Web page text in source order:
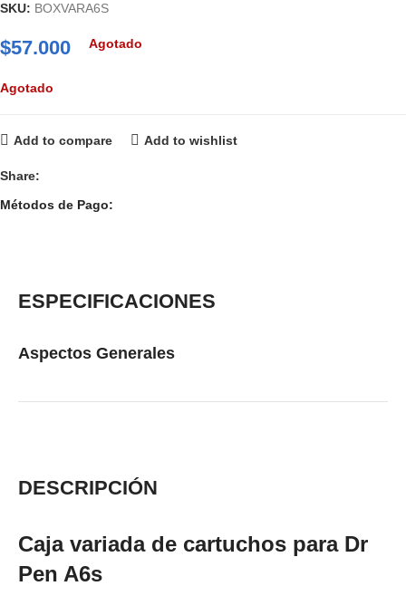
SKU: BOXVARA6S
$57.000 Agotado
Agotado
Add to compare Add to wishlist
Share:
Métodos de Pago:
DESCRIPCIÓN
Caja variada de cartuchos para Dr
Pen A6s
ESPECIFICACIONES
Aspectos Generales